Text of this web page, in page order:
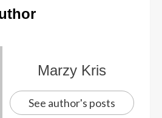
Marzy Kris
See author's posts